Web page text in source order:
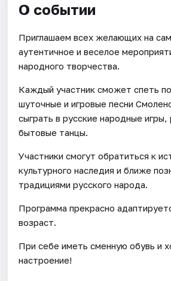
О событии
Приглашаем всех желающих на
аутентичное и веселое
народного творчества.
Каждый участник сможет спеть
шуточные и игровые песни
сыграть в русские народные игры,
бытовые танцы.
Участники смогут обратиться к
культурного наследия и ближе
традициями русского народа.
Программа прекрасно
возраст.
При себе иметь сменную обувь и
настроение!